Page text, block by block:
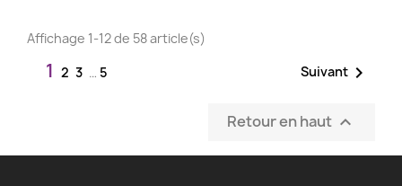
Affichage 1-12 de 58 article(s)
1 2 3 … 5 Suivant 
Retour en haut 